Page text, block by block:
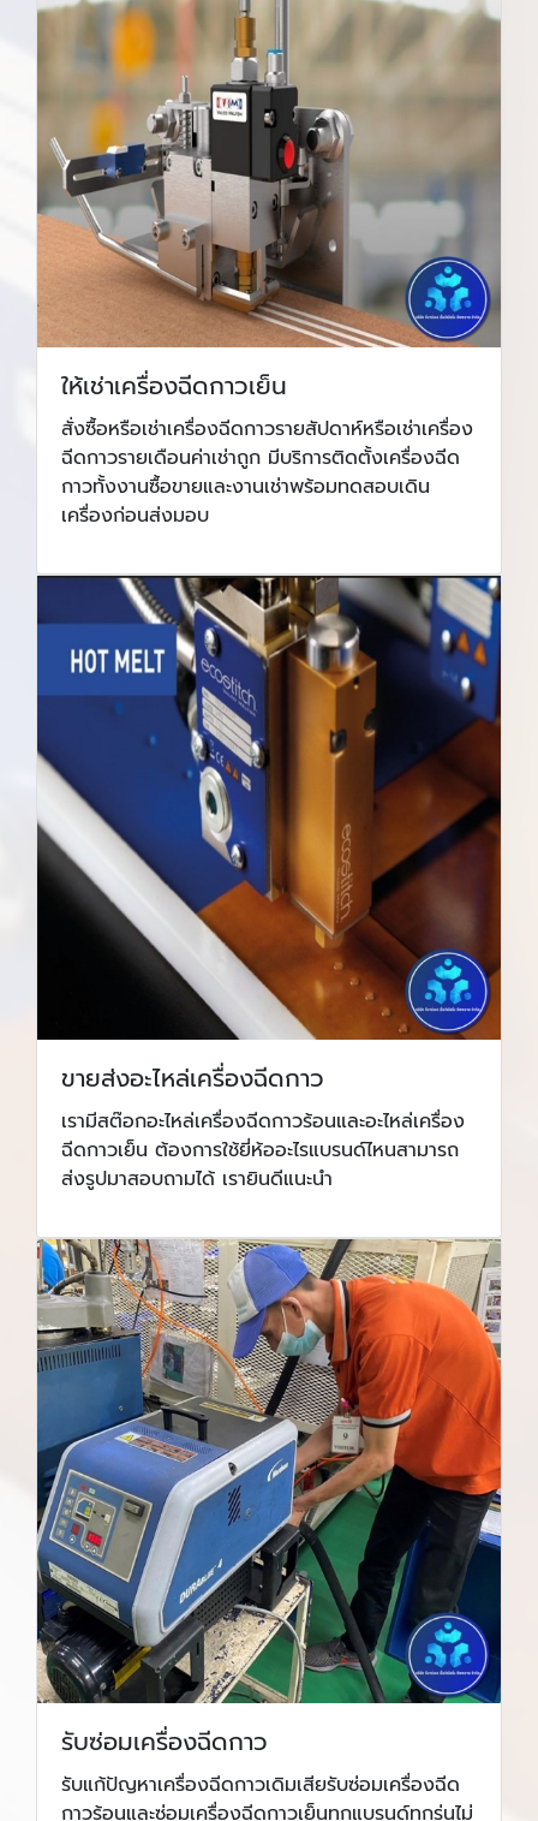
ให้เช่าเครื่องฉีดกาวเย็น
สั่งซื้อหรือเช่าเครื่องฉีดกาวรายสัปดาห์หรือเช่าเครื่อง
ฉีดกาวรายเดือนค่าเช่าถูก มีบริการติดตั้งเครื่องฉีด
กาวทั้งงานซื้อขายและงานเช่าพร้อมทดสอบเดิน
เครื่องก่อนส่งมอบ
ขายส่งอะไหล่เครื่องฉีดกาว
เรามีสต๊อกอะไหล่เครื่องฉีดกาวร้อนและอะไหล่เครื่อง
ฉีดกาวเย็น ต้องการใช้ยี่ห้ออะไรแบรนด์ไหนสามารถ
ส่งรูปมาสอบถามได้ เรายินดีแนะนำ
รับซ่อมเครื่องฉีดกาว
รับแก้ปัญหาเครื่องฉีดกาวเดิมเสียรับซ่อมเครื่องฉีด
กาวร้อนและซ่อมเครื่องฉีดกาวเย็นทุกแบรนด์ทุกรุ่นไม่